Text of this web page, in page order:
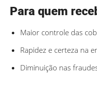
Para quem
Maior controle das
Rapidez e certeza na
Diminuição nas